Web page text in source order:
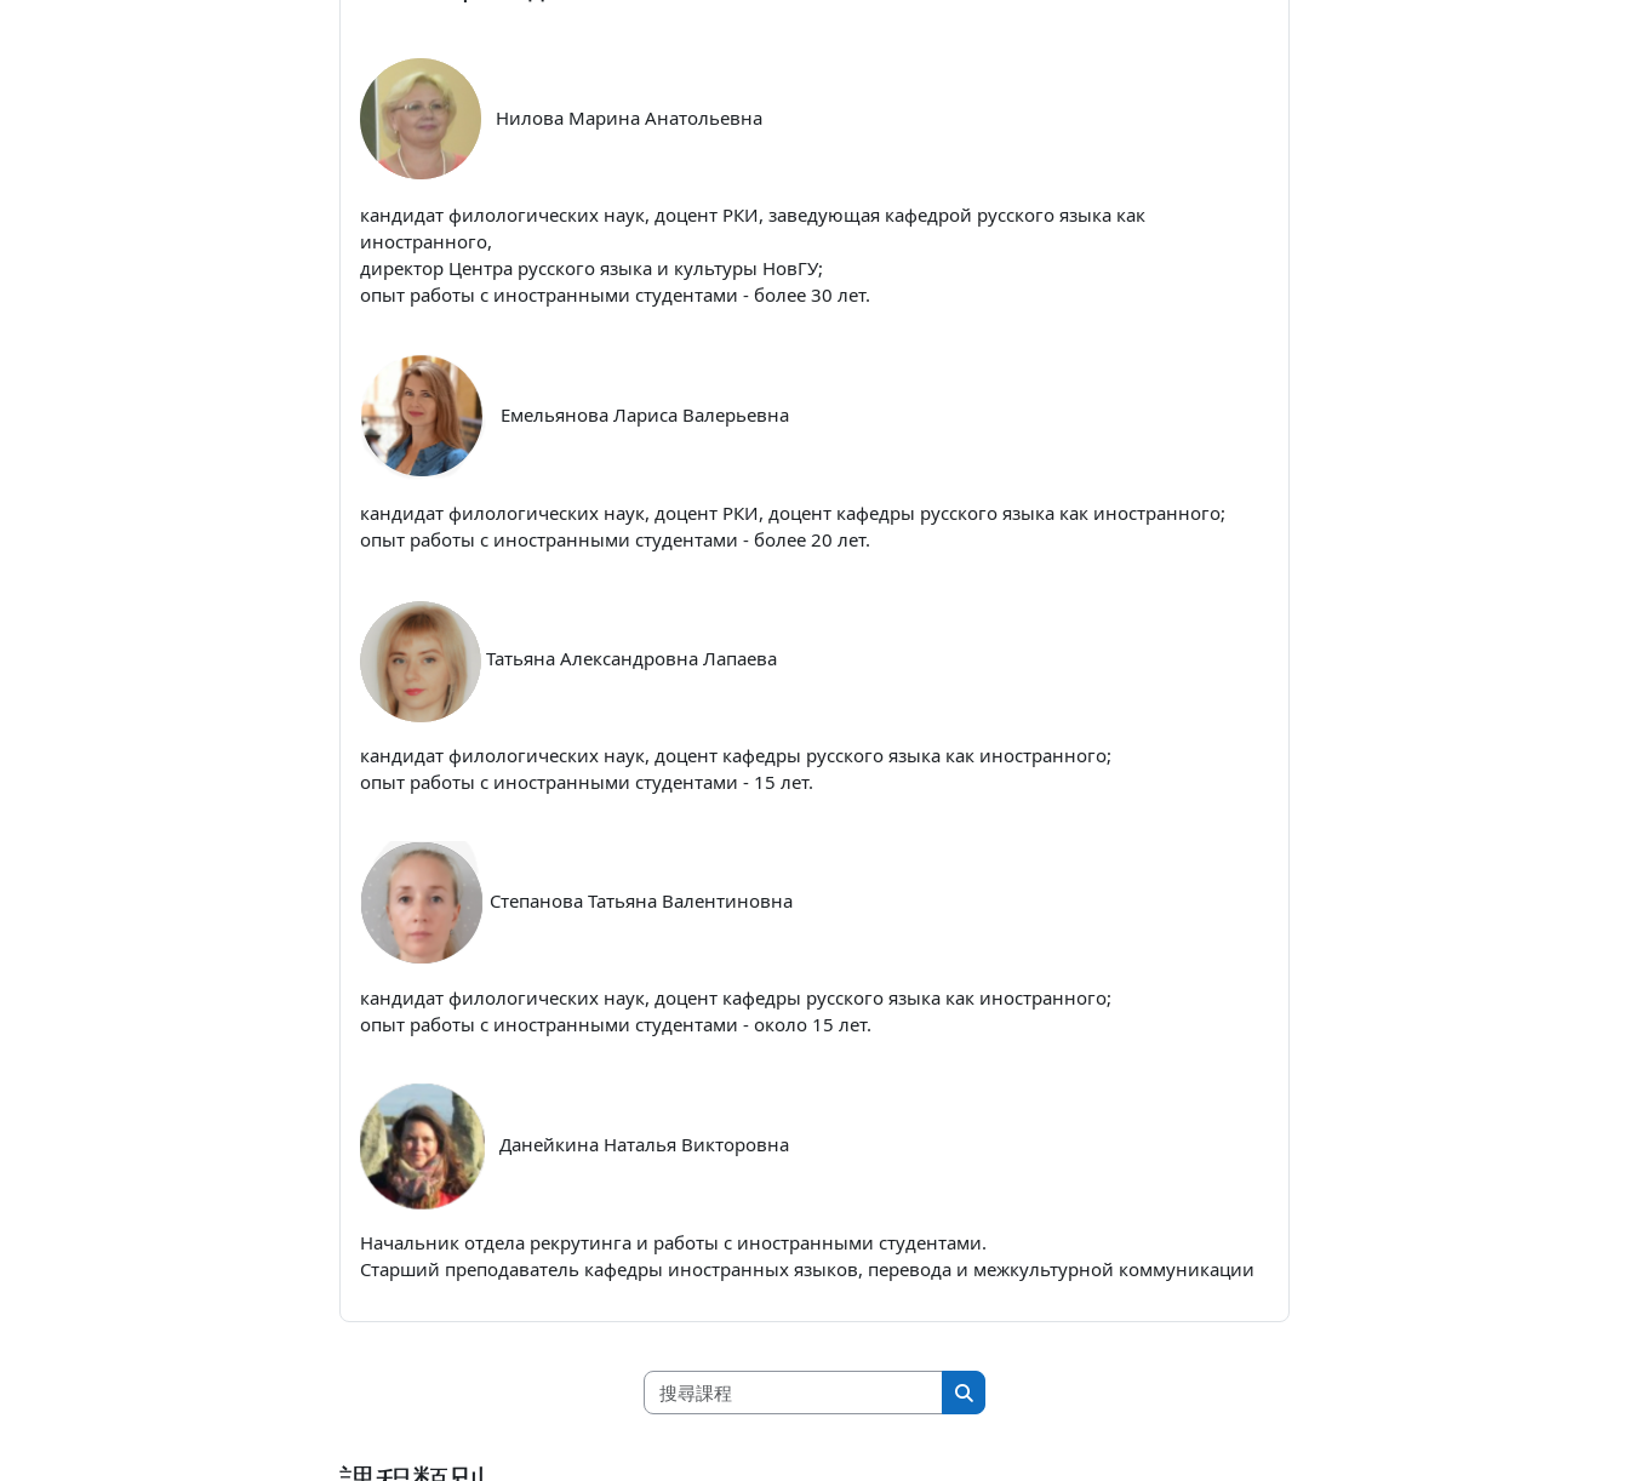
Нилова Марина Анатольевна
кандидат филологических наук, доцент РКИ, заведующая кафедрой русского языка как
иностранного,
директор Центра русского языка и культуры НовГУ;
опыт работы с иностранными студентами - более 30 лет.
Емельянова Лариса Валерьевна
кандидат филологических наук, доцент РКИ, доцент кафедры русского языка как иностранного;
опыт работы с иностранными студентами - более 20 лет.
Татьяна Александровна Лапаева
кандидат филологических наук, доцент кафедры русского языка как иностранного;
опыт работы с иностранными студентами - 15 лет.
Степанова Татьяна Валентиновна
кандидат филологических наук, доцент кафедры русского языка как иностранного;
опыт работы с иностранными студентами - около 15 лет.
Данейкина Наталья Викторовна
Начальник отдела рекрутинга и работы с иностранными студентами.
Старший преподаватель кафедры иностранных языков, перевода и межкультурной коммуникации
搜尋課程
搜尋課程